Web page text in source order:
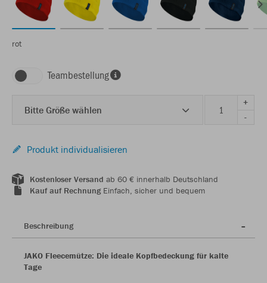
rot
Teambestellung
Bitte Größe wählen
+
-
Produkt individualisieren
Kostenloser Versand ab 60 € innerhalb Deutschland
Kauf auf RechnungEinfach, sicher und bequem
Beschreibung
JAKO Fleecemütze: Die ideale Kopfbedeckung für kalte
Tage